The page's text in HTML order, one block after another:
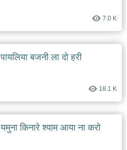
7.0 K
पायलिया बजनी ला दो हरी
18.1 K
यमुना किनारे श्याम आया ना करो